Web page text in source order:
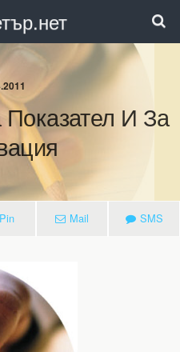
Показател И За
Pin Mail SMS